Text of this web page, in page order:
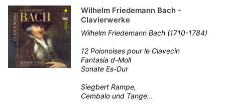
Wilhelm Friedemann Bach -
Clavierwerke
Wilhelm Friedemann Bach (1710-1784)
12 Polonoises pour le Clavecin
Fantasia d-Moll
Sonate Es-Dur
Siegbert Rampe,
Cembalo und Tange...